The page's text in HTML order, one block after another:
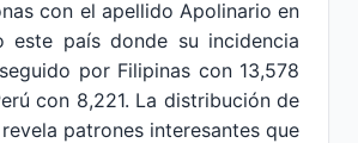
con el apellido Apolinario en
este país donde su incidencia
por Filipinas con 13,578
con 8,221. La distribución de
patrones interesantes que